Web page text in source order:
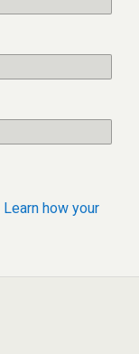
Learn how your